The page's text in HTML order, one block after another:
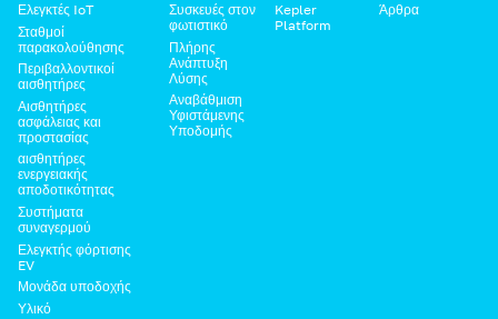
Ελεγκτές IoT
Σταθμοί
παρακολούθησης
Περιβαλλοντικοί
αισθητήρες
Αισθητήρες
ασφάλειας και
προστασίας
αισθητήρες
ενεργειακής
αποδοτικότητας
Συστήματα
συναγερμού
Ελεγκτής φόρτισης
EV
Μονάδα υποδοχής
Υλικό
Συσκευές στον
φωτιστικό
Πλήρης
Ανάπτυξη
Λύσης
Αναβάθμιση
Υφιστάμενης
Υποδομής
Kepler
Platform
Άρθρα